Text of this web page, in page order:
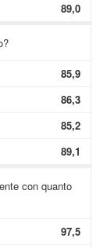
89,0
85,9
86,3
85,2
89,1
con quanto
97,5